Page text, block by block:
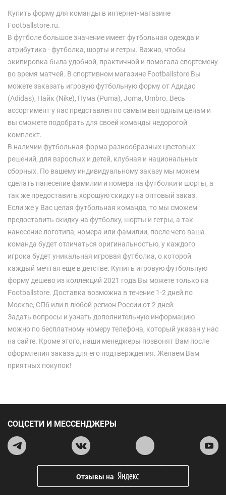
Купить форму для команды в интернет-магазине
Footballstore.ru.
В футболе большое значение имеет футбольная одежда и
атрибутика - футболка, шорты и гетры. Важно, чтобы
экипировка была удобной, практичной и помогала спортсмену
во время матчей. В спортивном магазине Footballstore Вы
можете заказать игровую футбольную форму от Адидас
(Adidas), Найк (Nike), Пума (Puma), Joma, Umbro. Весь
ассортимент у нас представлен по самым выгодным ценам и
вы сможете подобрать для своей команды недорогой
комплект.
В наличии футбольная форма разнообразных цветовых
решений, для взрослых и детей, клубная и национальных
сборных. По вашему индивидуальному заказу мы можем
сделать нанесение фамилии и номера на футболки и шорты, а
так же предоставить хорошую скидку на оптовый заказ.
Если же у Вас целая футбольная команда, то мы сможем
предоставить скидку на футболку, шорты и гетры, а так
нанесение логотипа, номера или фамилии, после чего ваша
команда будет отличаться оригинальностью, у каждого
игрока будет уникальная игровая футболка, о которой
каждый мечтал еще в детстве. Купить игровую футбольную
форму дешево из коллекций 2021 года Вы можете только на
Footballstore. Доставка возможна в течение 1-2 дней по
Москве, СПб или в любой регион России от 2 дней.
Задать вопросы и узнать дополнительную информацию
можно по бесплатному номеру телефона, который указан у нас
на сайте. Кроме этого, наши менеджеры позвонят Вам после
оформления заказа для его подтверждения. Желаем Вам
приятных покупок!
СОЦСЕТИ И МЕССЕНДЖЕРЫ
Отзывы на